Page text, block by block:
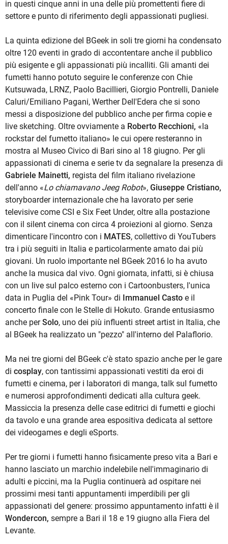
in questi cinque anni in una delle più promettenti fiere di
settore e punto di riferimento degli appassionati pugliesi.
La quinta edizione del BGeek in soli tre giorni ha condensato
oltre 120 eventi in grado di accontentare anche il pubblico
più esigente e gli appassionati più incalliti. Gli amanti dei
fumetti hanno potuto seguire le conferenze con Chie
Kutsuwada, LRNZ, Paolo Bacillieri, Giorgio Pontrelli, Daniele
Caluri/Emiliano Pagani, Werther Dell'Edera che si sono
messi a disposizione del pubblico anche per firma copie e
live sketching. Oltre ovviamente a Roberto Recchioni, «la
rockstar del fumetto italiano» le cui opere resteranno in
mostra al Museo Civico di Bari sino al 18 giugno. Per gli
appassionati di cinema e serie tv da segnalare la presenza di
Gabriele Mainetti, regista del film italiano rivelazione
dell'anno «Lo chiamavano Jeeg Robot», Giuseppe Cristiano,
storyboarder internazionale che ha lavorato per serie
televisive come CSI e Six Feet Under, oltre alla postazione
con il silent cinema con circa 4 proiezioni al giorno. Senza
dimenticare l'incontro con i MATES, collettivo di YouTubers
tra i più seguiti in Italia e particolarmente amato dai più
giovani. Un ruolo importante nel BGeek 2016 lo ha avuto
anche la musica dal vivo. Ogni giornata, infatti, si è chiusa
con un live sul palco esterno con i Cartoonbusters, l'unica
data in Puglia del «Pink Tour» di Immanuel Casto e il
concerto finale con le Stelle di Hokuto. Grande entusiasmo
anche perSolo, uno dei più influenti street artist in Italia, che
al BGeek ha realizzato un "pezzo" all'interno del Palaflorio.
Ma nei tre giorni del BGeek c'è stato spazio anche per le gare
di cosplay, con tantissimi appassionati vestiti da eroi di
fumetti e cinema, per i laboratori di manga, talk sul fumetto
e numerosi approfondimenti dedicati alla cultura geek.
Massiccia la presenza delle case editrici di fumetti e giochi
da tavolo e una grande area espositiva dedicata al settore
dei videogames e degli eSports.
Per tre giorni i fumetti hanno fisicamente preso vita a Bari e
hanno lasciato un marchio indelebile nell'immaginario di
adulti e piccini, ma la Puglia continuerà ad ospitare nei
prossimi mesi tanti appuntamenti imperdibili per gli
appassionati del genere: prossimo appuntamento infatti è il
Wondercon, sempre a Bari il 18 e 19 giugno alla Fiera del
Levante.